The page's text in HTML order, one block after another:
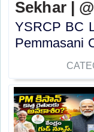
Sekhar |
YSRCP BC
Pemmasani